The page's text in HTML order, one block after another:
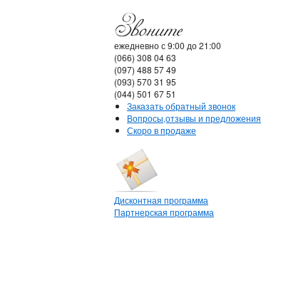
ежедневно с 9:00 до 21:00
(066) 308 04 63
(097) 488 57 49
(093) 570 31 95
(044) 501 67 51
Заказать обратный звонок
Вопросы,отзывы и предложения
Скоро в продаже
Дисконтная программа
Партнерская программа